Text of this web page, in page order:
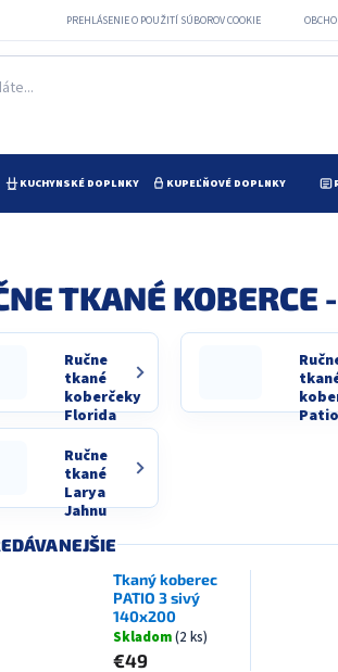
PREHLÁSENIE O POUŽITÍ SÚBOROV COOKIE
KUCHYNSKÉ DOPLNKY KUPEĽŇOVÉ DOPLNKY
TKANÉ KOBERCE
Ručne
tkané
koberčeky
Florida
Patio
Ručne
tkané
Larya
Jahnu
Tkaný koberec
PATIO 3 sivý
140x200
Skladom(2 ks)
€49